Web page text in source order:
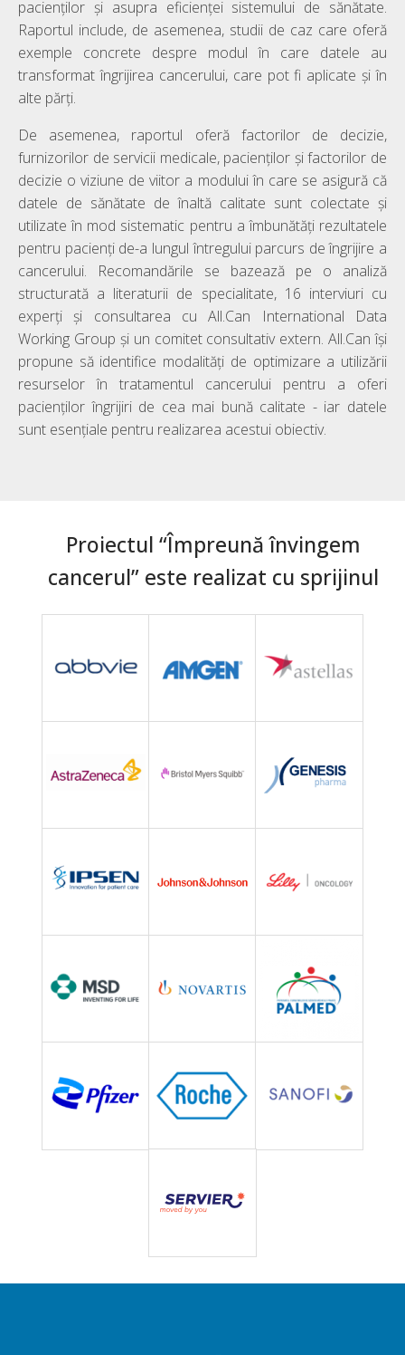
pacienților și asupra eficienței sistemului de sănătate.
Raportul include, de asemenea, studii de caz care oferă
exemple concrete despre modul în care datele au
transformat îngrijirea cancerului, care pot fi aplicate și în
alte părți.
De asemenea, raportul oferă factorilor de decizie,
furnizorilor de servicii medicale, pacienților și factorilor de
decizie o viziune de viitor a modului în care se asigură că
datele de sănătate de înaltă calitate sunt colectate și
utilizate în mod sistematic pentru a îmbunătăți rezultatele
pentru pacienți de-a lungul întregului parcurs de îngrijire a
cancerului. Recomandările se bazează pe o analiză
structurată a literaturii de specialitate, 16 interviuri cu
experți și consultarea cu All.Can International Data
Working Group și un comitet consultativ extern. All.Can își
propune să identifice modalități de optimizare a utilizării
resurselor în tratamentul cancerului pentru a oferi
pacienților îngrijiri de cea mai bună calitate - iar datele
sunt esențiale pentru realizarea acestui obiectiv.
Proiectul “Împreună învingem
cancerul” este realizat cu sprijinul